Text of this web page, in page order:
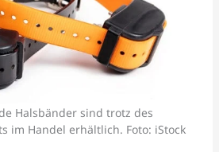
Halsbänder sind trotz des
im Handel erhältlich. Foto: iStock